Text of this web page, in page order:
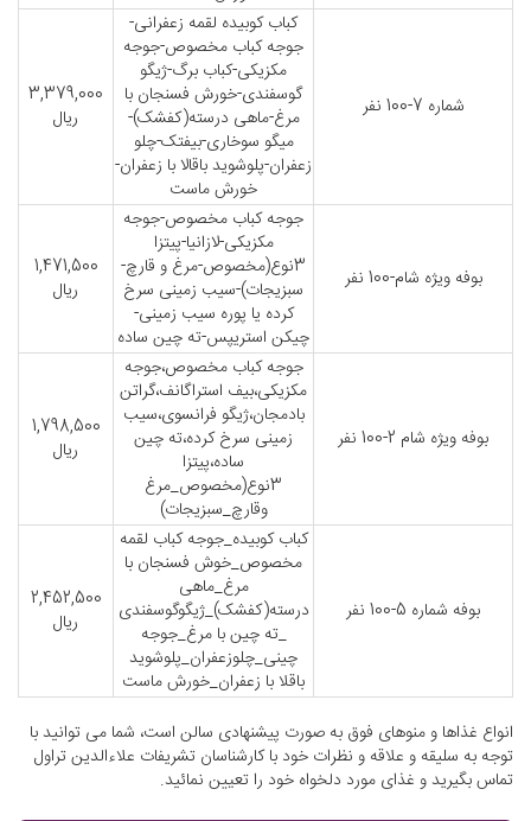
شماره 7-100 نفر
کباب کوبیده لقمه زعفرانی-
جوجه کباب مخصوص-جوجه
مکزیکی-کباب برگ-ژیگو
گوسفندی-خورش فسنجان با
مرغ-ماهی درسته(کفشک)-
میگو سوخاری-بیفتک-چلو
زعفران-پلوشوید باقالا با زعفران-
خورش ماست
3,379,000
ریال
بوفه ویژه شام-100 نفر
جوجه کباب مخصوص-جوجه
مکزیکی-لازانیا-پیتزا
3نوع(مخصوص-مرغ و قارچ-
سبزیجات)-سیب زمینی سرخ
کرده یا پوره سیب زمینی-
چیکن استریپس-ته چین ساده
1,471,500
ریال
بوفه ویژه شام 2-100 نفر
جوجه کباب مخصوص،جوجه
مکزیکی،بیف استراگانف،گراتن
بادمجان،ژیگو فرانسوی،سیب
زمینی سرخ کرده،ته چین
ساده،پیتزا
3نوع(مخصوص_مرغ
وقارچ_سبزیجات)
1,798,500
ریال
بوفه شماره 5-100 نفر
کباب کوبیده_جوجه کباب لقمه
مخصوص_خوش فسنجان با
مرغ_ماهی
درسته(کفشک)_ژیگوگوسفندی
_ته چین با مرغ_جوجه
چینی_چلوزعفران_پلوشوید
باقلا با زعفران_خورش ماست
2,452,500
ریال
انواع غذاها و منوهای فوق به صورت پیشنهادی سالن است، شما می توانید با
توجه به سلیقه و علاقه و نظرات خود با کارشناسان تشریفات علاءالدین تراول
تماس بگیرید و غذای مورد دلخواه خود را تعیین نمائید.